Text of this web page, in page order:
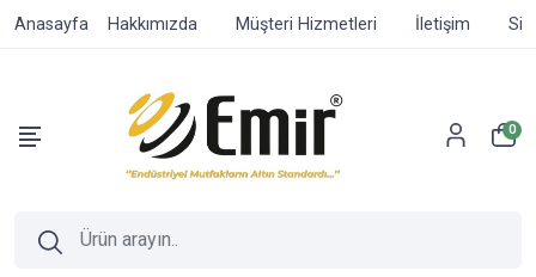
Anasayfa Hakkımızda Müşteri Hizmetleri İletişim
0